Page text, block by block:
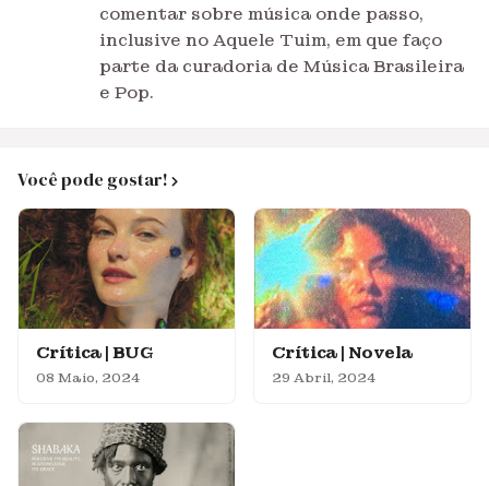
comentar sobre música onde passo,
inclusive no Aquele Tuim, em que faço
parte da curadoria de Música Brasileira
e Pop.
Você pode gostar!
Crítica | BUG
08 Maio, 2024
Crítica | Novela
29 Abril, 2024